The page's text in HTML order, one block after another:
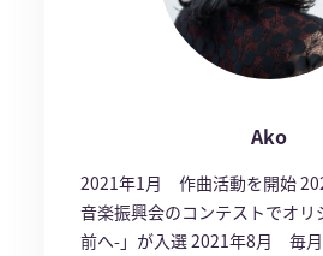
Ako
2021年1月 作曲活動を開始
音楽振興会のコンテストでオ
前へ-」が入選 2021年8月 毎